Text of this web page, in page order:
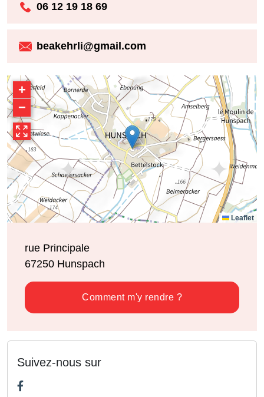
06 12 19 18 69
beakehrli@gmail.com
+
−
Leaflet
rue Principale
67250 Hunspach
Comment m'y rendre ?
Suivez-nous sur